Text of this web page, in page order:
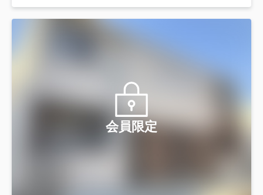
会員限定